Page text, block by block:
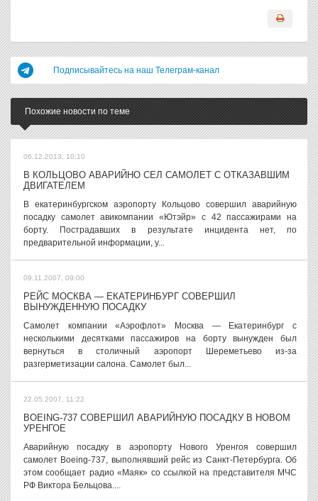
Подписывайтесь на наш Телеграм-канал
Похожие новости по теме
06.12.2013, 10:10
В КОЛЬЦОВО АВАРИЙНО СЕЛ САМОЛЕТ С ОТКАЗАВШИМ
ДВИГАТЕЛЕМ
В екатеринбургском аэропорту Кольцово совершил аварийную
посадку самолет авикомпании «Ютэйр» с 42 пассажирами на
борту. Пострадавших в результате инцидента нет, по
предварительной информации, у...
09.11.2007, 09:00
РЕЙС МОСКВА — ЕКАТЕРИНБУРГ СОВЕРШИЛ
ВЫНУЖДЕННУЮ ПОСАДКУ
Самолет компании «Аэрофлот» Москва — Екатеринбург с
несколькими десятками пассажиров на борту вынужден был
вернуться в столичный аэропорт Шереметьево из-за
разгерметизации салона. Самолет был...
22.05.2007, 11:22
BOEING-737 СОВЕРШИЛ АВАРИЙНУЮ ПОСАДКУ В НОВОМ
УРЕНГОЕ
Аварийную посадку в аэропорту Нового Уренгоя совершил
самолет Boeing-737, выполнявший рейс из Санкт-Петербурга. Об
этом сообщает радио «Маяк» со ссылкой на представителя МЧС
РФ Виктора Бельцова....